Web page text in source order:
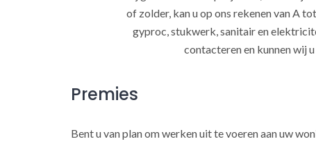
of zolder, kan u op ons rekenen van A
gyproc, stukwerk, sanitair en
contacteren en kunnen wij
Premies
Bent u van plan om werken uit te voeren aan uw